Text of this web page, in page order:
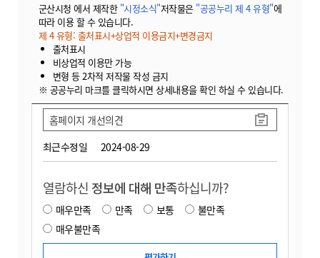
군산시청 에서 제작한 "시정소식"저작물은 "공공누리 제 4 유형"에
따라 이용 할 수 있습니다.
제 4 유형: 출처표시+상업적 이용금지+변경금지
출처표시
비상업적 이용만 가능
변형 등 2차적 저작물 작성 금지
※ 공공누리 마크를 클릭하시면 상세내용을 확인 하실 수 있습니다.
최근수정일 2024-08-29
홈페이지 개선의견
열람하신 정보에 대해 만족하십니까?
매우만족 만족 보통
불만족
매우불만족